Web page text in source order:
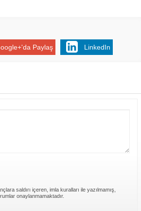
Paylaş LinkedIn
saldırı içeren, imla kuralları ile yazılmamış,
onaylanmamaktadır.